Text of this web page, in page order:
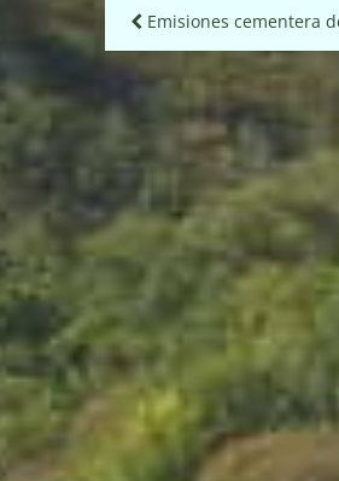
Navegación
de
entradas
Emisiones cementera